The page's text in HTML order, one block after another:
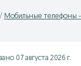
Мобильные телефоны
07 августа 2026 г.